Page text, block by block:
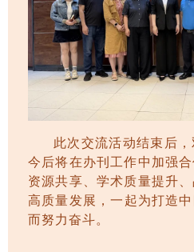
此次交流活动结束后
今后将在办刊工作中加强
资源共享、学术质量提升
高质量发展，一起为打造
而努力奋斗。